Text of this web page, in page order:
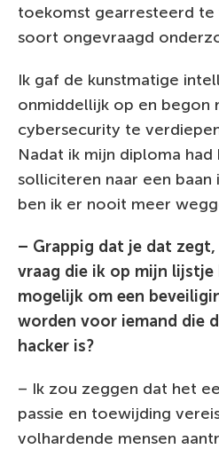
toekomst gearresteerd
soort ongevraagd
Ik gaf de kunstmatige
onmiddellijk op en begon
cybersecurity te
Nadat ik mijn diploma had
solliciteren naar een baan
ben ik er nooit meer
– Grappig dat je dat
vraag die ik op mijn lijstje
mogelijk om een
worden voor iemand die
hacker is?
– Ik zou zeggen dat het
passie en toewijding
volhardende mensen